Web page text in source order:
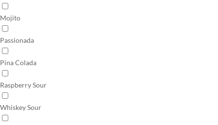
Mojito
Passionada
Pina Colada
Raspberry Sour
Whiskey Sour